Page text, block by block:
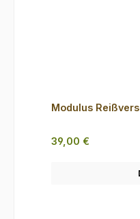
Modulus
Regulärer Preis:
39,00 €